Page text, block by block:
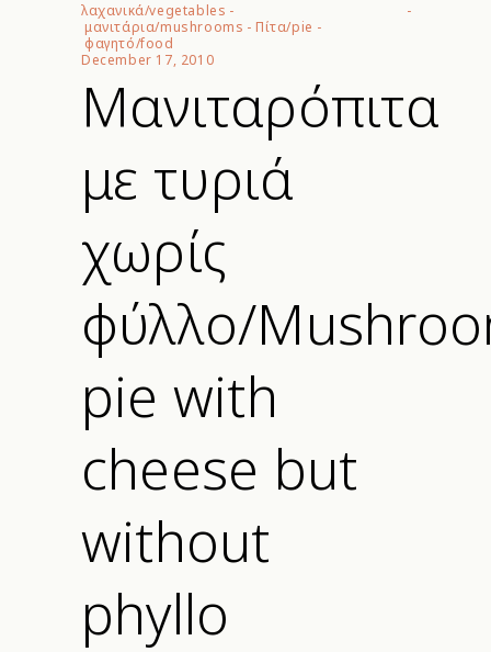
λαχανικά/vegetables -
μανιτάρια/mushrooms - Πίτα/pie -
φαγητό/food
December 17, 2010
Μανιταρόπιτα
με τυριά
χωρίς
φύλλο/
pie with
cheese but
without
phyllo